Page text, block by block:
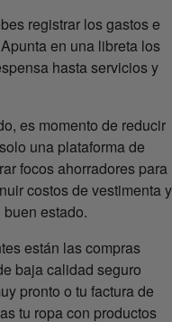
registrar los gastos e
en una libreta los
hasta servicios y
es momento de reducir
una plataforma de
focos ahorradores para
costos de vestimenta y
estado.
están las compras
baja calidad seguro
pronto o tu factura de
tu ropa con productos